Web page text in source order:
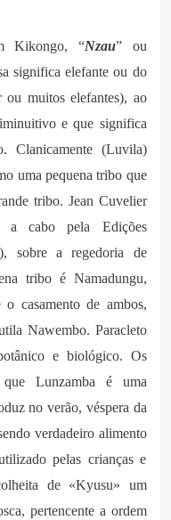
Kikongo, “Nzau” ou
significa elefante ou do
ou muitos elefantes), ao
e que significa
Clanicamente (Luvila)
uma pequena tribo que
tribo. Jean Cuvelier
a cabo pela Edições
sobre a regedoria de
tribo é Namadungu,
casamento de ambos,
Nawembo. Paracleto
e biológico. Os
que Lunzamba é uma
no verão, véspera da
verdadeiro alimento
pelas crianças e
de «Kyusu» um
pertencente a ordem